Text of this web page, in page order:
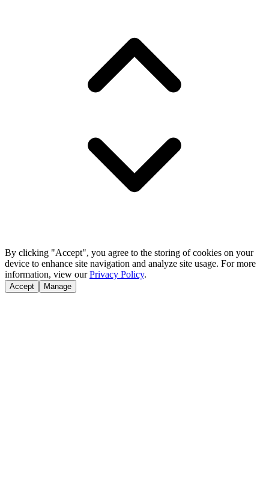
By clicking "Accept", you agree to the storing of cookies on your
device to enhance site navigation and analyze site usage. For more
information, view our Privacy Policy.
Accept Manage